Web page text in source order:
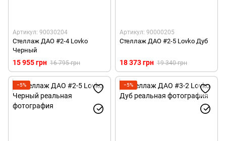
Артикул: 90030204
Стеллаж ДАО #2-4 Lovko
Черный
15 955 грн 16 795 грн
Артикул: 90000205
Стеллаж ДАО #2-5 Lovko Дуб
18 373 грн 19 340 грн
−5% −5%